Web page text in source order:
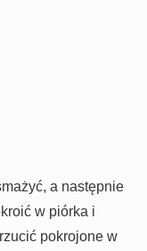
a następnie
w piórka i
pokrojone w